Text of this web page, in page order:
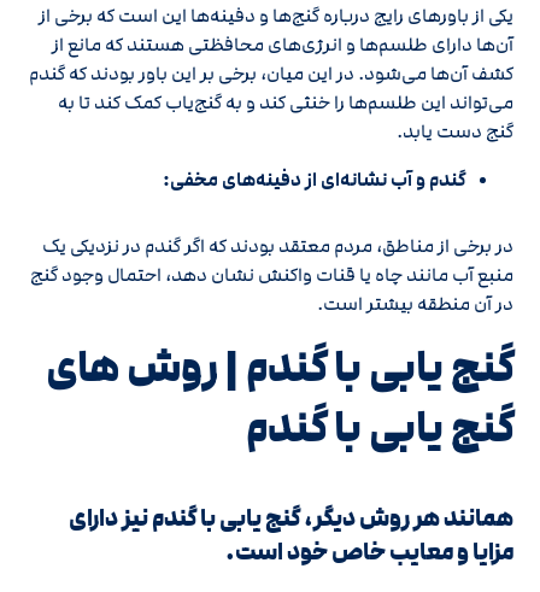
یکی از باورهای رایج درباره گنج‌ها و دفینه‌ها این است که برخی از
آن‌ها دارای طلسم‌ها و انرژی‌های محافظتی هستند که مانع از
کشف آن‌ها می‌شود. در این میان، برخی بر این باور بودند که گندم
می‌تواند این طلسم‌ها را خنثی کند و به گنج‌یاب کمک کند تا به
گنج دست یابد.
گندم و آب نشانه‌ای از دفینه‌های مخفی:
در برخی از مناطق، مردم معتقد بودند که اگر گندم در نزدیکی یک
منبع آب مانند چاه یا قنات واکنش نشان دهد، احتمال وجود گنج
در آن منطقه بیشتر است.
گنج یابی با گندم | روش های
گنج‌ یابی با گندم
همانند هر روش دیگر، گنج‌ یابی با گندم نیز دارای
مزایا و معایب خاص خود است.